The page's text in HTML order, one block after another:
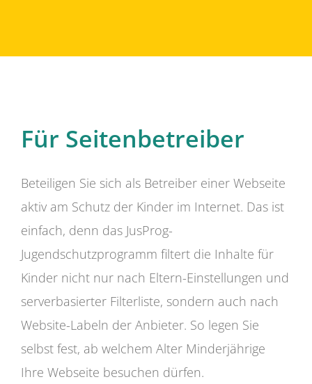
Für Seitenbetreiber
Beteiligen Sie sich als Betreiber einer Webseite
aktiv am Schutz der Kinder im Internet. Das ist
einfach, denn das JusProg-
Jugendschutzprogramm filtert die Inhalte für
Kinder nicht nur nach Eltern-Einstellungen und
serverbasierter Filterliste, sondern auch nach
Website-Labeln der Anbieter. So legen Sie
selbst fest, ab welchem Alter Minderjährige
Ihre Webseite besuchen dürfen.